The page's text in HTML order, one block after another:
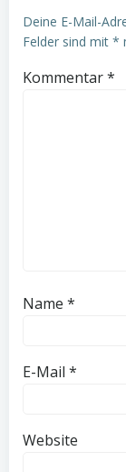
Deine E-Mail-
Felder sind mit *
Kommentar*
Name *
E-Mail *
Website